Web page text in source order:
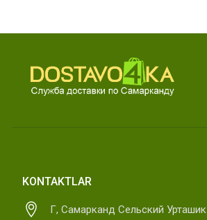
KONTAKTLAR
Г, Самарканд Сельский Урташик